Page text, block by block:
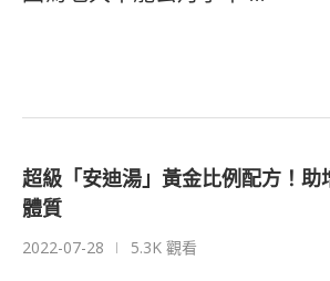
超級「安迪湯」黃金比例配方！助
體質
2022-07-28 5.3K 觀看